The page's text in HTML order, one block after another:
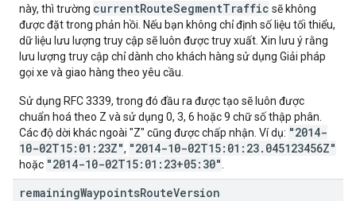
này, thì trường currentRouteSegmentTraffic sẽ không
được đặt trong phản hồi. Nếu bạn không chỉ định số liệu tối thiểu,
dữ liệu lưu lượng truy cập sẽ luôn được truy xuất. Xin lưu ý rằng
lưu lượng truy cập chỉ dành cho khách hàng sử dụng Giải pháp
gọi xe và giao hàng theo yêu cầu.
Sử dụng RFC 3339, trong đó đầu ra được tạo sẽ luôn được
chuẩn hoá theo Z và sử dụng 0, 3, 6 hoặc 9 chữ số thập phân.
Các độ dời khác ngoài "Z" cũng được chấp nhận. Ví dụ: "2014-
10-02T15:01:23Z", "2014-10-02T15:01:23.045123456Z"
hoặc "2014-10-02T15:01:23+05:30"
remainingWaypointsRouteVersion